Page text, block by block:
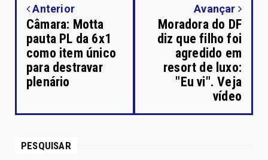
Anterior
Câmara: Motta
pauta PL da 6x1
como item único
para destravar
plenário
Avançar
Moradora do DF
diz que filho foi
agredido em
resort de luxo:
"Eu vi". Veja
vídeo
PESQUISAR